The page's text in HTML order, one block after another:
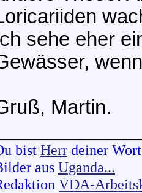
sehe eher
Martin.
bist Herr deiner
aus Uganda...
VDA-